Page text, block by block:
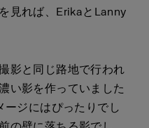
見れば、ErikaとLanny
影と同じ路地で行われ
い影を作っていました
ジにはぴったりでし